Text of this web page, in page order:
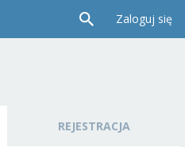
Zaloguj się
REJESTRACJA